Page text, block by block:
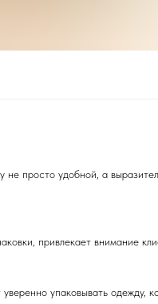
не просто удобной, а
привлекает внимание
упаковывать одежду,